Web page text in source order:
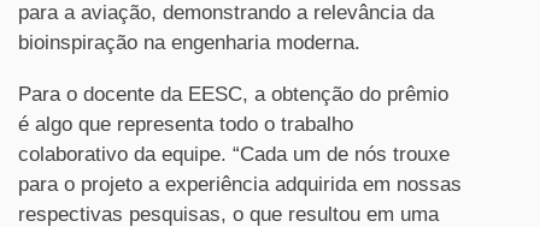
para a aviação, demonstrando a relevância da
bioinspiração na engenharia moderna.
Para o docente da EESC, a obtenção do prêmio
é algo que representa todo o trabalho
colaborativo da equipe. “Cada um de nós trouxe
para o projeto a experiência adquirida em nossas
respectivas pesquisas, o que resultou em uma